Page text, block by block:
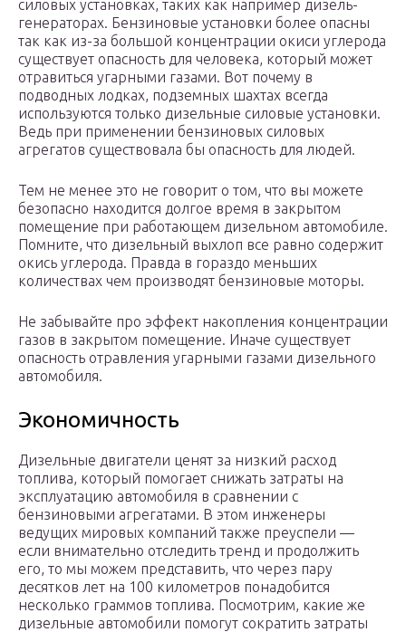
силовых установках, таких как например дизель-
генераторах. Бензиновые установки более опасны
так как из-за большой концентрации окиси углерода
существует опасность для человека, который может
отравиться угарными газами. Вот почему в
подводных лодках, подземных шахтах всегда
используются только дизельные силовые установки.
Ведь при применении бензиновых силовых
агрегатов существовала бы опасность для людей.
Тем не менее это не говорит о том, что вы можете
безопасно находится долгое время в закрытом
помещение при работающем дизельном автомобиле.
Помните, что дизельный выхлоп все равно содержит
окись углерода. Правда в гораздо меньших
количествах чем производят бензиновые моторы.
Не забывайте про эффект накопления концентрации
газов в закрытом помещение. Иначе существует
опасность отравления угарными газами дизельного
автомобиля.
Экономичность
Дизельные двигатели ценят за низкий расход
топлива, который помогает снижать затраты на
эксплуатацию автомобиля в сравнении с
бензиновыми агрегатами. В этом инженеры
ведущих мировых компаний также преуспели —
если внимательно отследить тренд и продолжить
его, то мы можем представить, что через пару
десятков лет на 100 километров понадобится
несколько граммов топлива. Посмотрим, какие же
дизельные автомобили помогут сократить затраты